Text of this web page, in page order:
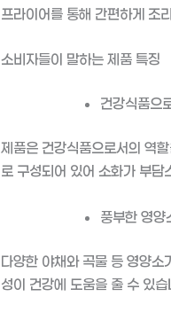
프라이어를 통해 간편하게 조
소비자들이 말하는 제품 특징
건강식품으
제품은 건강식품으로서의 역
로 구성되어 있어 소화가 부담
풍부한 영양
다양한 야채와 곡물 등 영양소
성이 건강에 도움을 줄 수 있습